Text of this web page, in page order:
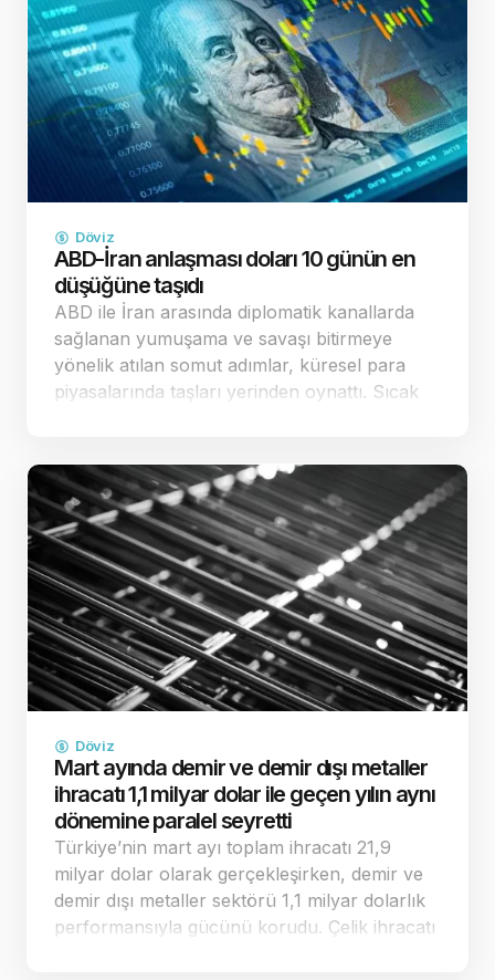
Döviz
ABD-İran anlaşması doları 10 günün en
düşüğüne taşıdı
ABD ile İran arasında diplomatik kanallarda
sağlanan yumuşama ve savaşı bitirmeye
yönelik atılan somut adımlar, küresel para
piyasalarında taşları yerinden oynattı. Sıcak
yatırımcıların "g…
Döviz
Mart ayında demir ve demir dışı metaller
ihracatı 1,1 milyar dolar ile geçen yılın aynı
dönemine paralel seyretti
Türkiye’nin mart ayı toplam ihracatı 21,9
milyar dolar olarak gerçekleşirken, demir ve
demir dışı metaller sektörü 1,1 milyar dolarlık
performansıyla gücünü korudu. Çelik ihracatı